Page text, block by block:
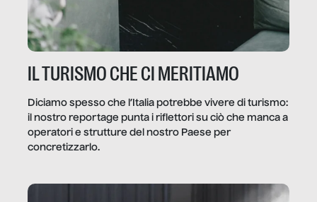
IL TURISMO CHE CI MERITIAMO
Diciamo spesso che l’Italia potrebbe vivere di turismo:
il nostro reportage punta i riflettori su ciò che manca a
operatori e strutture del nostro Paese per
concretizzarlo.